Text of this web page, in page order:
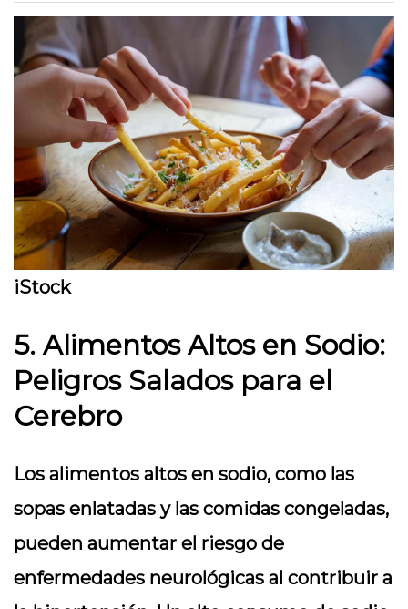
iStock
5. Alimentos Altos en Sodio:
Peligros Salados para el
Cerebro
Los alimentos altos en sodio, como las
sopas enlatadas y las comidas congeladas,
pueden aumentar el riesgo de
enfermedades neurológicas al contribuir a